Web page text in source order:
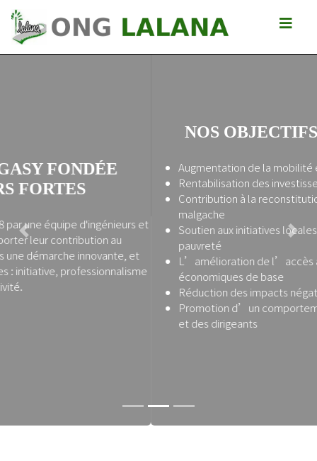
NOS OBJECTIFS SPECIFIQUES
Augmentation de la mobilité en zone rurale
Rentabilisation des investissements en infrastructures
Contribution à la reconstitution du patrimoine routier
Soutien aux initiatives locales en faveur de la réduction de la
pauvreté
L’amélioration de l’accès aux services socio-
économiques de base
Réduction des impacts négatifs des routes
Promotion d’un comportement responsable des citoyens
Previous Next